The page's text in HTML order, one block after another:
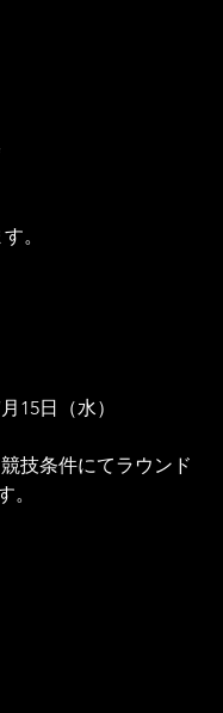
。
15日（水）
技条件にてラウンド
。